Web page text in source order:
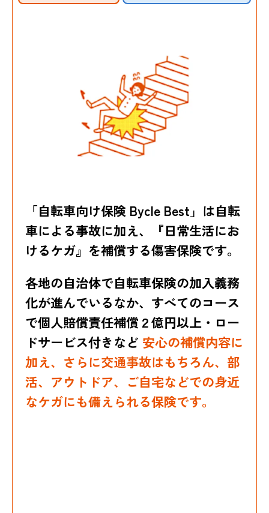
「自転車向け保険 Bycle Best」は自転
車による事故に加え、
『日常生活にお
けるケガ』を補償する傷害保険です。
各地の自治体で自転車保険の加入義務
化が進んでいるなか、 すべてのコース
で個人賠償責任補償２億円以上・ロー
ドサービス付きなど 安心の補償内容に
加え、さらに交通事故はもちろん、部
活、アウトドア、ご自宅などでの身近
なケガにも備えられる保険です。